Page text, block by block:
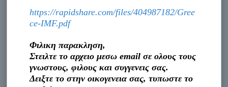
https://rapidshare.com/files/404987182/Gree
ce-IMF.pdf
Φιλικη παρακληση,
Στειλτε το αρχειο μεσω email σε ολους τους
γνωστους, φιλους και συγγενεις σας.
Δειξτε το στην οικογενεια σας, τυπωστε το